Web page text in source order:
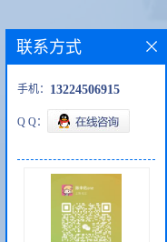
联系方式
手机： 13224506915
Q Q：